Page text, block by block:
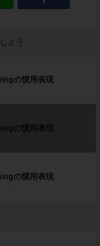
よう
の慣用表現
の慣用表現
の慣用表現